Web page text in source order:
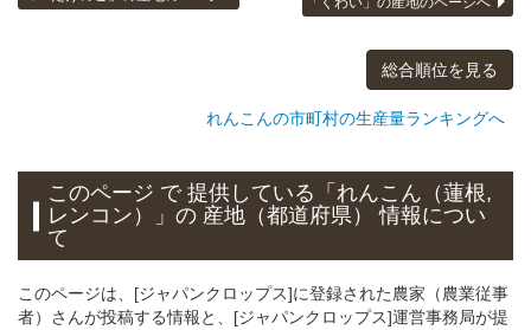
総合順位を見る
れんこんの市町村の生産量ランキングへ
このページ で 提供している「れんこん（蓮根,
レンコン）」の 産地（都道府県） 情報につい
て
このページは、[ジャパンクロップス]に登録された農家（農業従事
者）さんが投稿する情報と、[ジャパンクロップス]運営事務局が提